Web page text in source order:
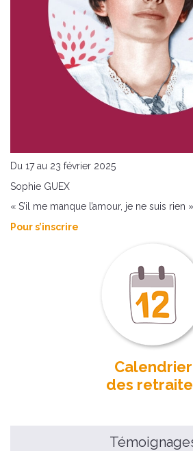
Du 17 au 23 février 2025
Sophie GUEX
« S’il me manque l’amour, je ne suis rien »
Pour s’inscrire
Calendrier
des